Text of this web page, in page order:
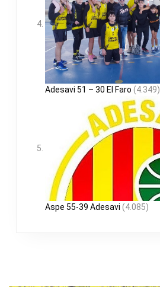
Adesavi 51 – 30 El Faro (4.349)
Aspe 55-39 Adesavi (4.085)